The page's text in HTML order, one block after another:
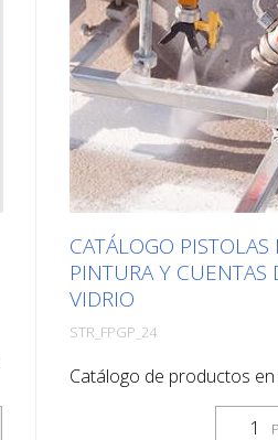
CATÁLOGO PISTOLAS
PINTURA Y CUENTAS
VIDRIO
STR_FPGP_24
Catálogo de productos
pdf interactivo. Puede
catálogo en Descargas